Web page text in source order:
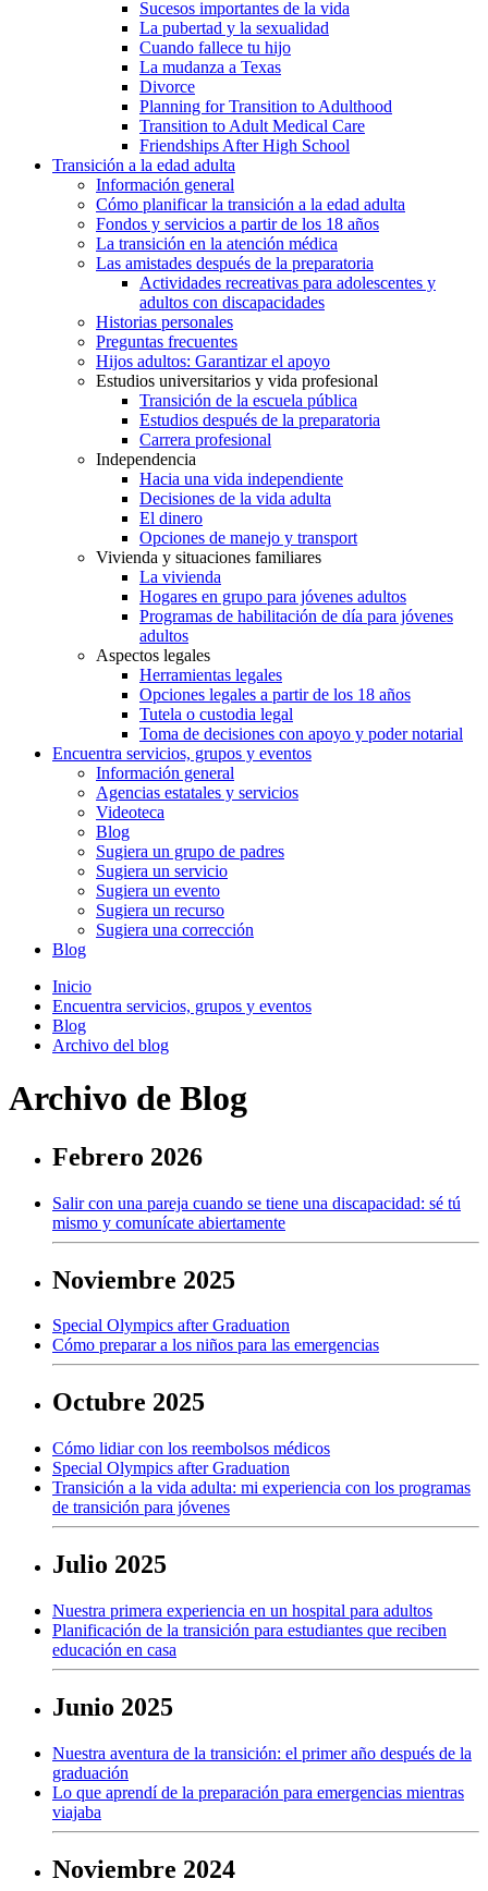
Sucesos importantes de la vida
La pubertad y la sexualidad
Cuando fallece tu hijo
La mudanza a Texas
Divorce
Planning for Transition to Adulthood
Transition to Adult Medical Care
Friendships After High School
Transición a la edad adulta
Información general
Cómo planificar la transición a la edad adulta
Fondos y servicios a partir de los 18 años
La transición en la atención médica
Las amistades después de la preparatoria
Actividades recreativas para adolescentes y
adultos con discapacidades
Historias personales
Preguntas frecuentes
Hijos adultos: Garantizar el apoyo
Estudios universitarios y vida profesional
Transición de la escuela pública
Estudios después de la preparatoria
Carrera profesional
Independencia
Hacia una vida independiente
Decisiones de la vida adulta
El dinero
Opciones de manejo y transport
Vivienda y situaciones familiares
La vivienda
Hogares en grupo para jóvenes adultos
Programas de habilitación de día para jóvenes
adultos
Aspectos legales
Herramientas legales
Opciones legales a partir de los 18 años
Tutela o custodia legal
Toma de decisiones con apoyo y poder notarial
Encuentra servicios, grupos y eventos
Información general
Agencias estatales y servicios
Videoteca
Blog
Sugiera un grupo de padres
Sugiera un servicio
Sugiera un evento
Sugiera un recurso
Sugiera una corrección
Blog
Inicio
Encuentra servicios, grupos y eventos
Blog
Archivo del blog
Archivo de Blog
Febrero 2026
Salir con una pareja cuando se tiene una discapacidad: sé tú
mismo y comunícate abiertamente
Noviembre 2025
Special Olympics after Graduation
Cómo preparar a los niños para las emergencias
Octubre 2025
Cómo lidiar con los reembolsos médicos
Special Olympics after Graduation
Transición a la vida adulta: mi experiencia con los programas
de transición para jóvenes
Julio 2025
Nuestra primera experiencia en un hospital para adultos
Planificación de la transición para estudiantes que reciben
educación en casa
Junio 2025
Nuestra aventura de la transición: el primer año después de la
graduación
Lo que aprendí de la preparación para emergencias mientras
viajaba
Noviembre 2024